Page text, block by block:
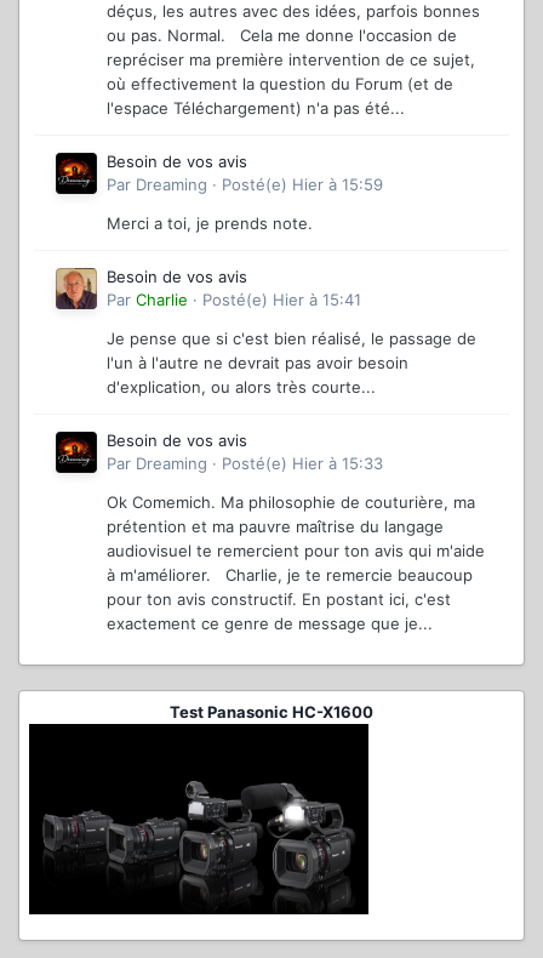
déçus, les autres avec des idées, parfois bonnes
ou pas. Normal. Cela me donne l'occasion de
repréciser ma première intervention de ce sujet,
où effectivement la question du Forum (et de
l'espace Téléchargement) n'a pas été...
Besoin de vos avis
Par Dreaming · Posté(e) Hier à 15:59
Merci a toi, je prends note.
Besoin de vos avis
Par Charlie · Posté(e) Hier à 15:41
Je pense que si c'est bien réalisé, le passage de
l'un à l'autre ne devrait pas avoir besoin
d'explication, ou alors très courte...
Besoin de vos avis
Par Dreaming · Posté(e) Hier à 15:33
Ok Comemich. Ma philosophie de couturière, ma
prétention et ma pauvre maîtrise du langage
audiovisuel te remercient pour ton avis qui m'aide
à m'améliorer. Charlie, je te remercie beaucoup
pour ton avis constructif. En postant ici, c'est
exactement ce genre de message que je...
Test Panasonic HC-X1600